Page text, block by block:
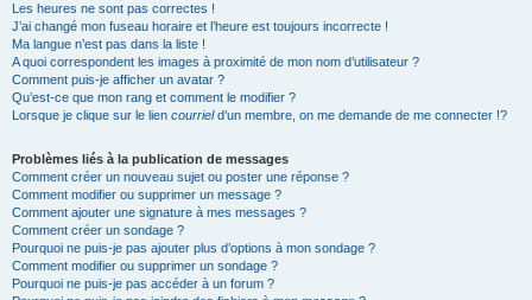
Les heures ne sont pas correctes !
J’ai changé mon fuseau horaire et l’heure est toujours incorrecte !
Ma langue n’est pas dans la liste !
A quoi correspondent les images à proximité de mon nom d’utilisateur ?
Comment puis-je afficher un avatar ?
Qu’est-ce que mon rang et comment le modifier ?
Lorsque je clique sur le lien courrield’un membre, on me demande de me connecter !?
Problèmes liés à la publication de messages
Comment créer un nouveau sujet ou poster une réponse ?
Comment modifier ou supprimer un message ?
Comment ajouter une signature à mes messages ?
Comment créer un sondage ?
Pourquoi ne puis-je pas ajouter plus d’options à mon sondage ?
Comment modifier ou supprimer un sondage ?
Pourquoi ne puis-je pas accéder à un forum ?